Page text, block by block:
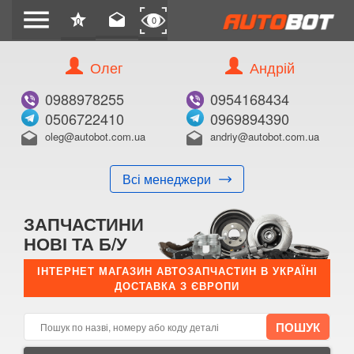
menu star
0 drafts 0
Олег
0988978255
0506722410
drafts oleg@autobot.com.ua
Всі менеджери
Андрій
0954168434
0969894390
drafts andriy@autobot.com.ua
ЗАПЧАСТИНИ
НОВІ ТА Б/У
ІНТЕРНЕТ МАГАЗИН АВТОЗАПЧАСТИН В УКРАЇНІ
ДОСТАВКА З ЄВРОПИ
КУПИТИ
Оригінальний номер:
Примітка:
E-mail:
Телефон: